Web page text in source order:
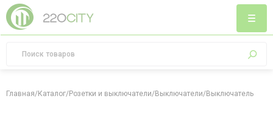
Главная/Каталог/Розетки и выключатели/Выключатели/Выключатель